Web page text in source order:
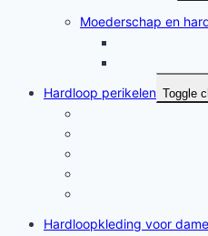
Moederschap en
Hardloop perikelen Toggle
Hardloopkleding voor